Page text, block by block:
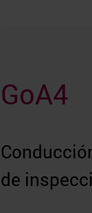
GoA4
de